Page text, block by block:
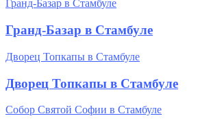
Гранд-Базар в Стамбуле
Гранд-Базар в Стамбуле
Дворец Топкапы в Стамбуле
Дворец Топкапы в Стамбуле
Собор Святой Софии в Стамбуле